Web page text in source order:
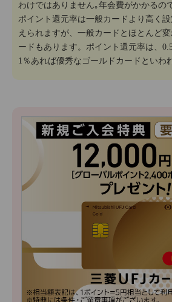
わけではありません｡年会費がかかるの
ポイント還元率は一般カードより高く
えられますが、一般カードとほとんど
ードもあります。ポイント還元率は、
1％あれば優秀なゴールドカードといわ